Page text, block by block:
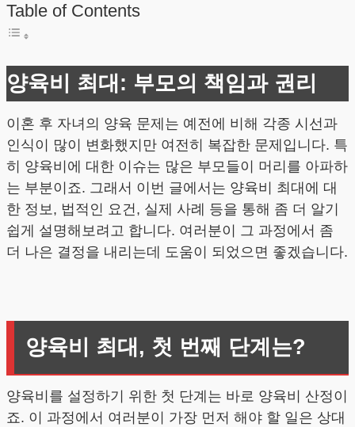
Table of Contents
양육비 최대: 부모의 책임과 권리
이혼 후 자녀의 양육 문제는 예전에 비해 각종 시선과
인식이 많이 변화했지만 여전히 복잡한 문제입니다. 특
히 양육비에 대한 이슈는 많은 부모들이 머리를 아파하
는 부분이죠. 그래서 이번 글에서는 양육비 최대에 대
한 정보, 법적인 요건, 실제 사례 등을 통해 좀 더 알기
쉽게 설명해보려고 합니다. 여러분이 그 과정에서 좀
더 나은 결정을 내리는데 도움이 되었으면 좋겠습니다.
양육비 최대, 첫 번째 단계는?
양육비를 설정하기 위한 첫 단계는 바로 양육비 산정이
죠. 이 과정에서 여러분이 가장 먼저 해야 할 일은 상대